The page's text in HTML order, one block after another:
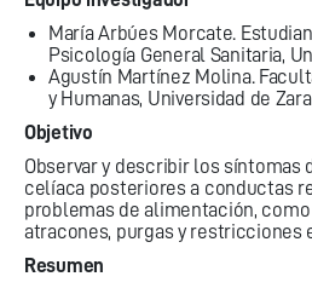
María Arbúes Morcate.
Psicología General Sanitaria,
Agustín Martínez Molina.
y Humanas, Universidad de
Objetivo
Observar y describir los síntomas
celíaca posteriores a conductas
problemas de alimentación,
atracones, purgas y restricciones
Resumen